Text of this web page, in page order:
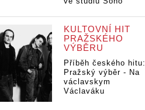
KULTOVNÍ HIT
PRAŽSKÉHO
VÝBĚRU
Příběh českého hitu:
Pražský výběr - Na
václavskym
Václaváku